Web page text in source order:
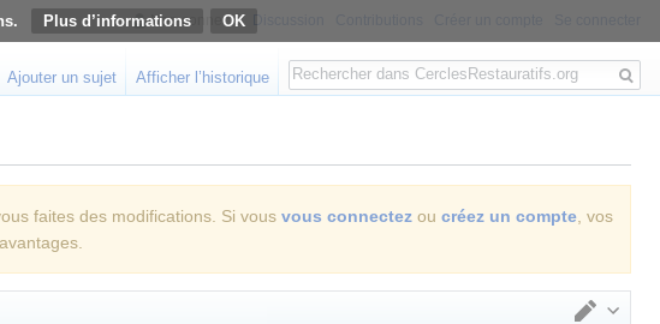
Plus d’informations
faites des modifications. Si vous vous connectez ou créez un compte, vos
Non connecté
Ajouter un sujet Afficher l’historique
Rechercher